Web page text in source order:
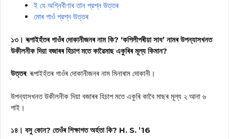
ই যে অগ্নিবীণাৰ তান প্রশ্ন উত্তৰ
মোৰ গাওঁ প্রশ্ন উত্তৰ
১৩। ৰূপাইহঁতৰ গাওঁৰ দোকানীজনৰ নাম কি? ‘কপিলীপৰীয়া সাধ’ নামৰ উপন্যাসখনত
উকীলনীক দিয়া বজাৰৰ হিচাপ মতে কাৱৈমাছ একুৰিৰ মূল্য কিমান?
উত্তৰ: ৰূপাইহঁতৰ গাওঁৰ দোকানীজনৰ নাম মিনাৰাম দোকানী।
উপন্যাসখনত উকীলনীক দিয়া বজাৰৰ হিচাপ মতে একুৰি কাবৈ মাছৰ মূল্য ২ আনা ৬
পাই।
১৪। বসু কোন? তেওঁৰ শিক্ষাগত অর্হতা কি? H. S. ’16